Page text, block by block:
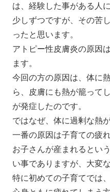
は、経験した事がある人
少しずつですが、その苦
ったと思います。
アトピー性皮膚炎の原因
ます。
今回の方の原因は、体に
ら、皮膚にも熱が籠って
が発症したのです。
ではなぜ、体に過剰な熱
一番の原因は子育ての疲れ
お子さんが産まれるとい
い事でありますが、大変
特に初めての子育てでは